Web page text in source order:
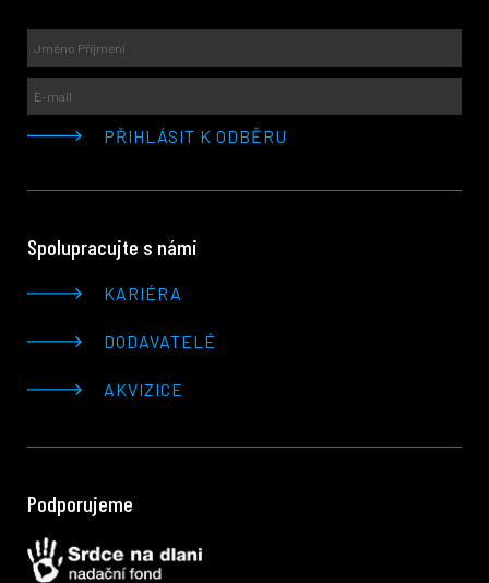
Spolupracujte s námi
KARIÉRA
DODAVATELÉ
AKVIZICE
Podporujeme